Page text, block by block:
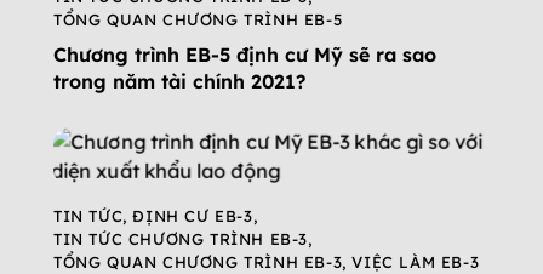
TỔNG QUAN CHƯƠNG TRÌNH EB-5
Chương trình EB-5 định cư Mỹ sẽ ra sao
trong năm tài chính 2021?
TIN TỨC,ĐỊNH CƯ EB-3,
TIN TỨC CHƯƠNG TRÌNH EB-3,
TỔNG QUAN CHƯƠNG TRÌNH EB-3,VIỆC LÀM EB-3